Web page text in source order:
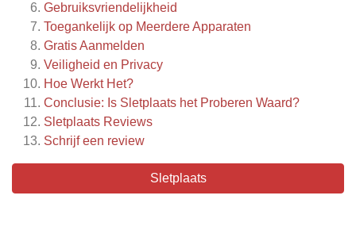
Gebruiksvriendelijkheid
Toegankelijk op Meerdere Apparaten
Gratis Aanmelden
Veiligheid en Privacy
Hoe Werkt Het?
Conclusie: Is Sletplaats het Proberen Waard?
Sletplaats Reviews
Schrijf een review
Sletplaats